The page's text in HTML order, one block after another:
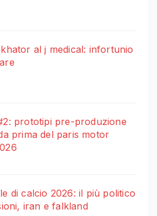
al j medical: infortunio
prototipi pre-produzione
prima del paris motor
di calcio 2026: il più politico
iran e falkland